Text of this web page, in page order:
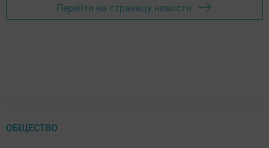
Перейти на страницу новости
ОБЩЕСТВО